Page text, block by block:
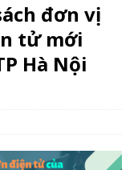
đơn vị
tử mới
Hà Nội